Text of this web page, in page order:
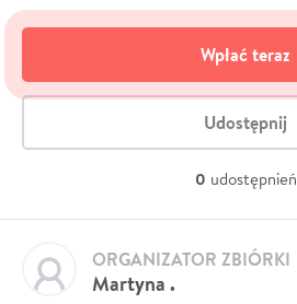
Wpłać teraz
Udostępnij
0 udostępnień
Martyna .
ORGANIZATOR ZBIÓRKI